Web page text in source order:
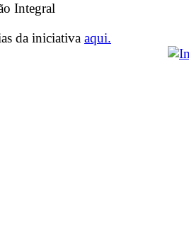
Integral
da iniciativa aqui.